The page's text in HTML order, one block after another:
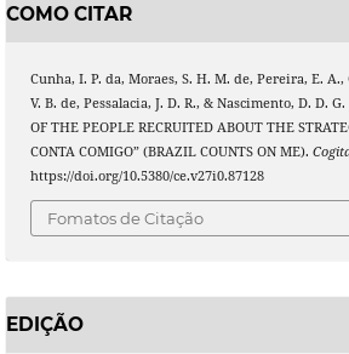
COMO CITAR
Cunha, I. P. da, Moraes, S. H. M. de, Pereira, E.
V. B. de, Pessalacia, J. D. R., & Nascimento, D. D.
OF THE PEOPLE RECRUITED ABOUT THE
CONTA COMIGO” (BRAZIL COUNTS ON ME).
https://doi.org/10.5380/ce.v27i0.87128
Fomatos de Citação
EDIÇÃO